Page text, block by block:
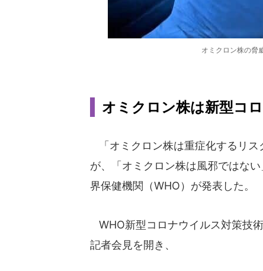
オミクロン株の脅
オミクロン株は新型コ
「オミクロン株は重症化するリス
が、「オミクロン株は風邪ではな
界保健機関（WHO）が発表した。
WHO新型コロナウイルス対策技
記者会見を開き、